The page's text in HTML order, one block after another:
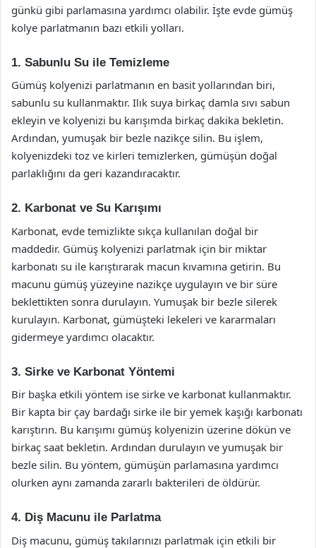
günkü gibi parlamasına yardımcı olabilir. İşte evde gümüş
kolye parlatmanın bazı etkili yolları.
1. Sabunlu Su ile Temizleme
Gümüş kolyenizi parlatmanın en basit yollarından biri,
sabunlu su kullanmaktır. Ilık suya birkaç damla sıvı sabun
ekleyin ve kolyenizi bu karışımda birkaç dakika bekletin.
Ardından, yumuşak bir bezle nazikçe silin. Bu işlem,
kolyenizdeki toz ve kirleri temizlerken, gümüşün doğal
parlaklığını da geri kazandıracaktır.
2. Karbonat ve Su Karışımı
Karbonat, evde temizlikte sıkça kullanılan doğal bir
maddedir. Gümüş kolyenizi parlatmak için bir miktar
karbonatı su ile karıştırarak macun kıvamına getirin. Bu
macunu gümüş yüzeyine nazikçe uygulayın ve bir süre
beklettikten sonra durulayın. Yumuşak bir bezle silerek
kurulayın. Karbonat, gümüşteki lekeleri ve kararmaları
gidermeye yardımcı olacaktır.
3. Sirke ve Karbonat Yöntemi
Bir başka etkili yöntem ise sirke ve karbonat kullanmaktır.
Bir kapta bir çay bardağı sirke ile bir yemek kaşığı karbonatı
karıştırın. Bu karışımı gümüş kolyenizin üzerine dökün ve
birkaç saat bekletin. Ardından durulayın ve yumuşak bir
bezle silin. Bu yöntem, gümüşün parlamasına yardımcı
olurken aynı zamanda zararlı bakterileri de öldürür.
4. Diş Macunu ile Parlatma
Diş macunu, gümüş takılarınızı parlatmak için etkili bir